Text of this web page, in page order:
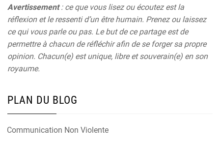
Avertissement: ce que vous lisez ou écoutez est la
réflexion et le ressenti d’un être humain. Prenez ou laissez
ce qui vous parle ou pas. Le but de ce partage est de
permettre à chacun de réfléchir afin de se forger sa propre
opinion. Chacun(e) est unique, libre et souverain(e) en son
royaume.
PLAN DU BLOG
Communication Non Violente